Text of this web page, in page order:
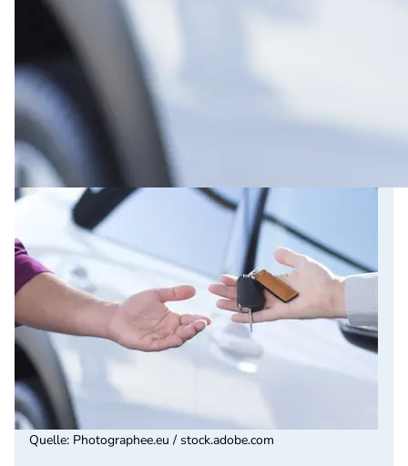
Quelle: Photographee.eu / stock.adobe.com